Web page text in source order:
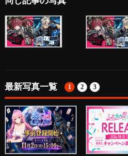
最新写真一覧 1 2 3